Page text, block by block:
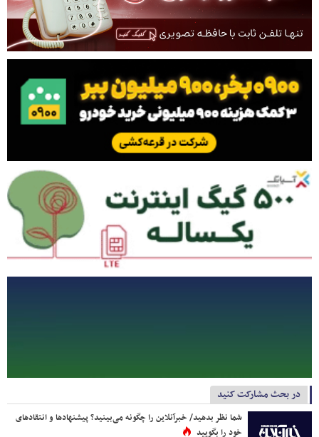
در بحث مشارکت کنید
شما نظر بدهید/ خبرآنلاین را چگونه می‌بینید؟ پیشنهادها و انتقادهای
خود را بگویید